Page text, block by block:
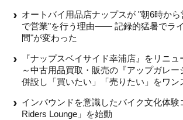
オートバイ用品店ナップスが "朝6時から
で営業"を行う理由—— 記録的猛暑でラ
間"が変わった
『ナップスベイサイド幸浦店』をリニ
～中古用品買取・販売の『アップガレー
併設し「買いたい」「売りたい」をワン
インバウンドを意識したバイク文化体験
Riders Lounge」を始動